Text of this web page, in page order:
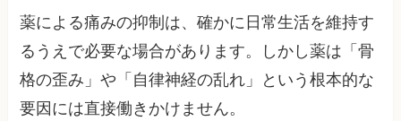
薬による痛みの抑制は、確かに日常生活を維持す
るうえで必要な場合があります。しかし薬は「骨
格の歪み」や「自律神経の乱れ」という根本的な
要因には直接働きかけません。